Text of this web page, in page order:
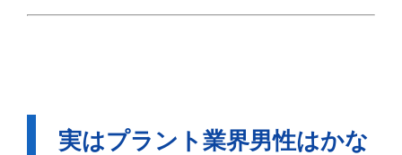
実はプラント業界男性はかな